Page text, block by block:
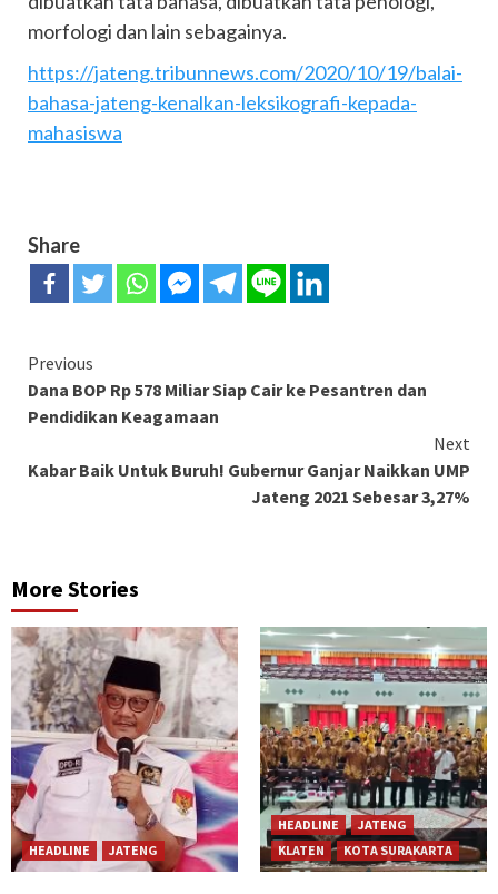
morfologi dan lain sebagainya.
https://jateng.tribunnews.com/2020/10/19/balai-
bahasa-jateng-kenalkan-leksikografi-kepada-
mahasiswa
Share
Continue
Reading
Previous
Dana BOP Rp 578 Miliar Siap Cair ke Pesantren dan
Pendidikan Keagamaan
Next
Kabar Baik Untuk Buruh! Gubernur Ganjar Naikkan UMP
Jateng 2021 Sebesar 3,27%
More Stories
HEADLINE JATENG
HEADLINE
JATENG
KLATEN
KOTA SURAKARTA